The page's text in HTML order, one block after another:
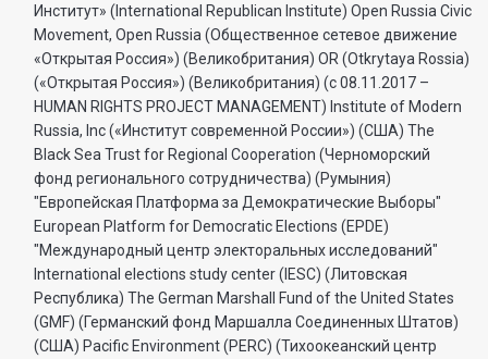
Институт» (International Republican Institute) Open Russia Civic
Movement, Open Russia (Общественное сетевое движение
«Открытая Россия») (Великобритания) OR (Otkrytaya Rossia)
(«Открытая Россия») (Великобритания) (с 08.11.2017 –
HUMAN RIGHTS PROJECT MANAGEMENT) Institute of Modern
Russia, Inc («Институт современной России») (США) The
Black Sea Trust for Regional Cooperation (Черноморский
фонд регионального сотрудничества) (Румыния)
"Европейская Платформа за Демократические Выборы"
European Platform for Democratic Elections (EPDE)
"Международный центр электоральных исследований"
International elections study center (IESC) (Литовская
Республика) The German Marshall Fund of the United States
(GMF) (Германский фонд Маршалла Соединенных Штатов)
(США) Pacific Environment (PERC) (Тихоокеанский центр